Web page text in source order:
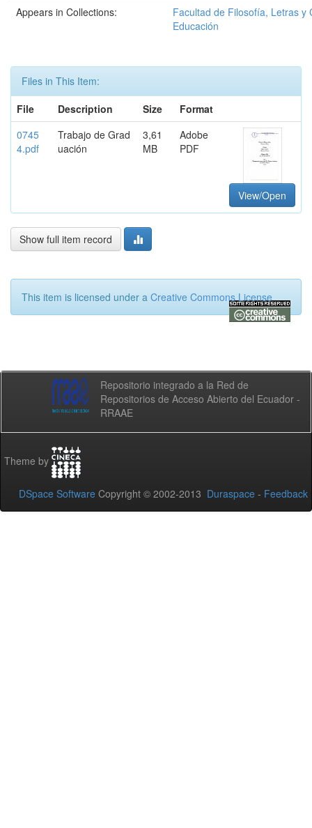
Appears in Collections:
Facultad de Filosofía, Letras y
Educación
Files in This Item:
File
Description Size
Format
0745
4.pdf
Trabajo de Grad
uación
3,61
MB
Adobe
PDF
View/Open
Show full item record
This item is licensed under a Creative Commons License
Repositorio integrado a la Red de
Repositorios de Acceso Abierto del Ecuador -
RRAAE
Theme by
DSpace Software Copyright © 2002-2013 Duraspace - Feedback